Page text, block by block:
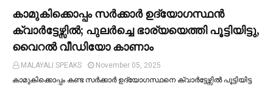
കാമുകിക്കൊപ്പം സര്‍ക്കാര്‍ ഉദ്യോഗസ്ഥൻ
ക്വാര്‍ട്ടേഴ്സില്‍; പുലര്‍ച്ചെ ഭാര്യയെത്തി പൂട്ടിയിട്ടു,
വൈറല്‍ വീഡിയോ കാണാം
MALAYALI SPEAKS
November 05, 2025
കാമുകിക്കൊപ്പം കണ്ട സർക്കാർ ഉദ്യോഗസ്ഥനെ ക്വാർട്ടേഴ്സില്‍ പൂട്ടിയിട്ട